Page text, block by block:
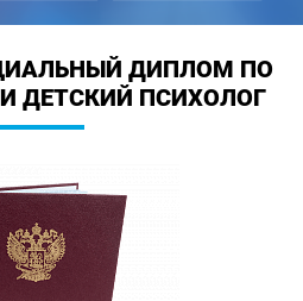
ДИПЛОМ ПО
ДЕТСКИЙ ПСИХОЛОГ